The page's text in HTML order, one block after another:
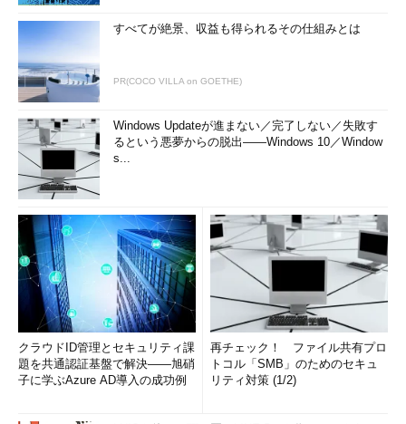
すべてが絶景、収益も得られるその仕組みとは
PR(COCO VILLA on GOETHE)
Windows Updateが進まない／完了しない／失敗す
るという悪夢からの脱出――Windows 10／Window
s...
クラウドID管理とセキュリティ課
題を共通認証基盤で解決――旭硝
子に学ぶAzure AD導入の成功例
再チェック！ ファイル共有プロ
トコル「SMB」のためのセキュ
リティ対策 (1/2)